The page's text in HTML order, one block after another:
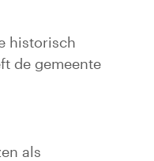
historisch
de gemeente
als